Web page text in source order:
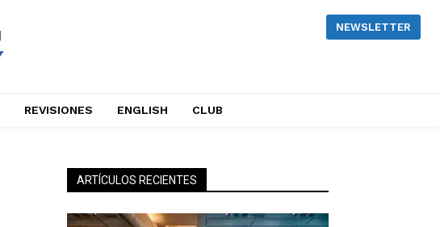
NEWSLETTER
REVISIONES ENGLISH CLUB
ARTÍCULOS RECIENTES